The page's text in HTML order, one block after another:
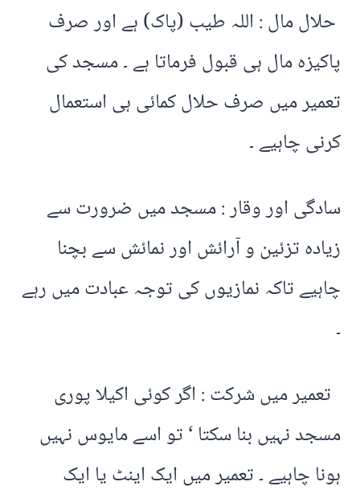
حلال مال : اللہ طیب (پاک) ہے اور صرف
پاکیزہ مال ہی قبول فرماتا ہے ۔ مسجد کی
تعمیر میں صرف حلال کمائی ہی استعمال
کرنی چاہیے ۔
سادگی اور وقار : مسجد میں ضرورت سے
زیادہ تزئین و آرائش اور نمائش سے بچنا
چاہیے تاکہ نمازیوں کی توجہ عبادت میں رہے
۔
تعمیر میں شرکت : اگر کوئی اکیلا پوری
مسجد نہیں بنا سکتا ‘ تو اسے مایوس نہیں
ہونا چاہیے ۔ تعمیر میں ایک اینٹ یا ایک